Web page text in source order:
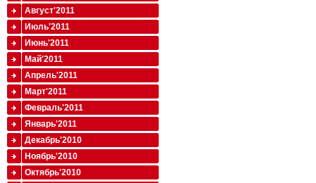
Август'2011
Июль'2011
Июнь'2011
Май'2011
Апрель'2011
Март'2011
Февраль'2011
Январь'2011
Декабрь'2010
Ноябрь'2010
Октябрь'2010